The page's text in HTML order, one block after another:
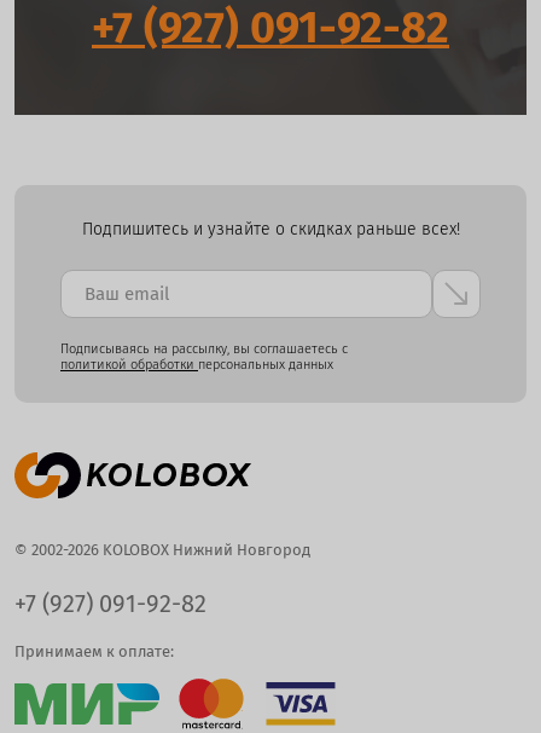
+7 (927) 091-92-82
Подпишитесь и узнайте о скидках раньше всех!
Подписываясь на рассылку, вы соглашаетесь с
политикой обработки персональных данных
© 2002-2026 KOLOBOX Нижний Новгород
+7 (927) 091-92-82
Принимаем к оплате: